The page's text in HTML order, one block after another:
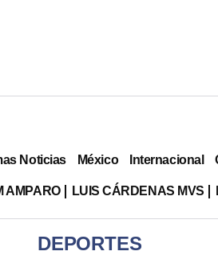
Noticias México Internacional
AMPARO LUIS CÁRDENAS MVS
DEPORTES